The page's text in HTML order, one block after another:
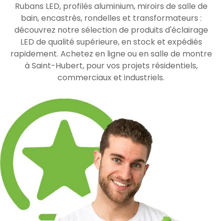
Rubans LED, profilés aluminium, miroirs de salle de
bain, encastrés, rondelles et transformateurs :
découvrez notre sélection de produits d'éclairage
LED de qualité supérieure, en stock et expédiés
rapidement. Achetez en ligne ou en salle de montre
à Saint-Hubert, pour vos projets résidentiels,
commerciaux et industriels.